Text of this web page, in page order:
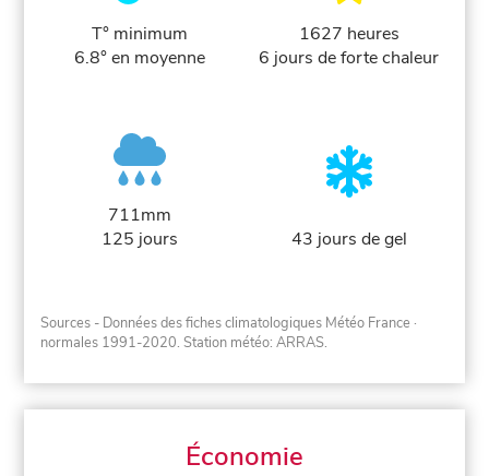
T° minimum
6.8° en moyenne
1627 heures
6 jours de forte chaleur
711mm
125 jours
43 jours de gel
Sources - Données des fiches climatologiques Météo France ·
normales 1991-2020. Station météo: ARRAS.
Économie